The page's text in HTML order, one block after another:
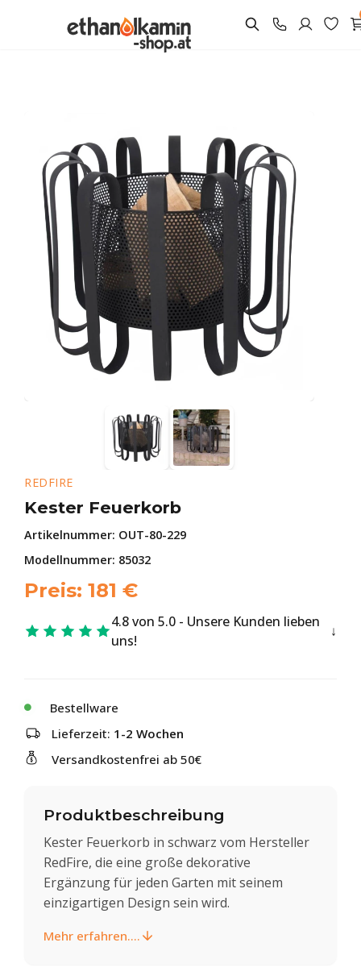
REDFIRE
Kester Feuerkorb
Artikelnummer: OUT-80-229
Modellnummer: 85032
Preis: 181 €
4.8 von 5.0 - Unsere Kunden lieben
uns!
Bestellware
Lieferzeit: 1-2 Wochen
Versandkostenfrei ab 50€
Produktbeschreibung
Kester Feuerkorb in schwarz vom Hersteller
RedFire, die eine große dekorative
Ergänzung für jeden Garten mit seinem
einzigartigen Design sein wird.
Mehr erfahren....